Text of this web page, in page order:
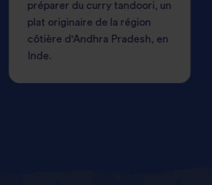
préparer du curry tandoori, un
plat originaire de la région
côtière d'Andhra Pradesh, en
Inde.